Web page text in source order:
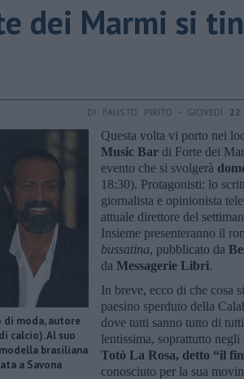
dei Marmi si
DI FAUSTO PIRÌTO - GIOVEDÌ 22
moda, autore
calcio). Al suo
brasiliana
a Savona
Questa volta vi porto nei
Music Bar di Forte dei
evento che si svolgerà
18:30). Protagonisti: lo
giornalista e opinionista
attuale direttore del
Insieme presenteranno il
bussatina, pubblicato da
da Messagerie Libri.
In breve, ecco di che cosa
paesino sperduto della
dove tutti sanno tutto di
lentissima, soprattutto
Totò La Rosa, detto “il
conosciuto per la sua